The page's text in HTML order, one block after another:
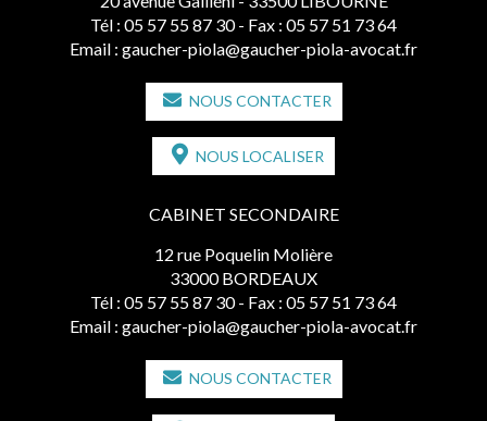
Tél : 05 57 55 87 30 - Fax : 05 57 51 73 64
Email : gaucher-piola@gaucher-piola-avocat.fr
NOUS CONTACTER
NOUS LOCALISER
CABINET SECONDAIRE
12 rue Poquelin Molière
33000 BORDEAUX
Tél : 05 57 55 87 30 - Fax : 05 57 51 73 64
Email : gaucher-piola@gaucher-piola-avocat.fr
NOUS CONTACTER